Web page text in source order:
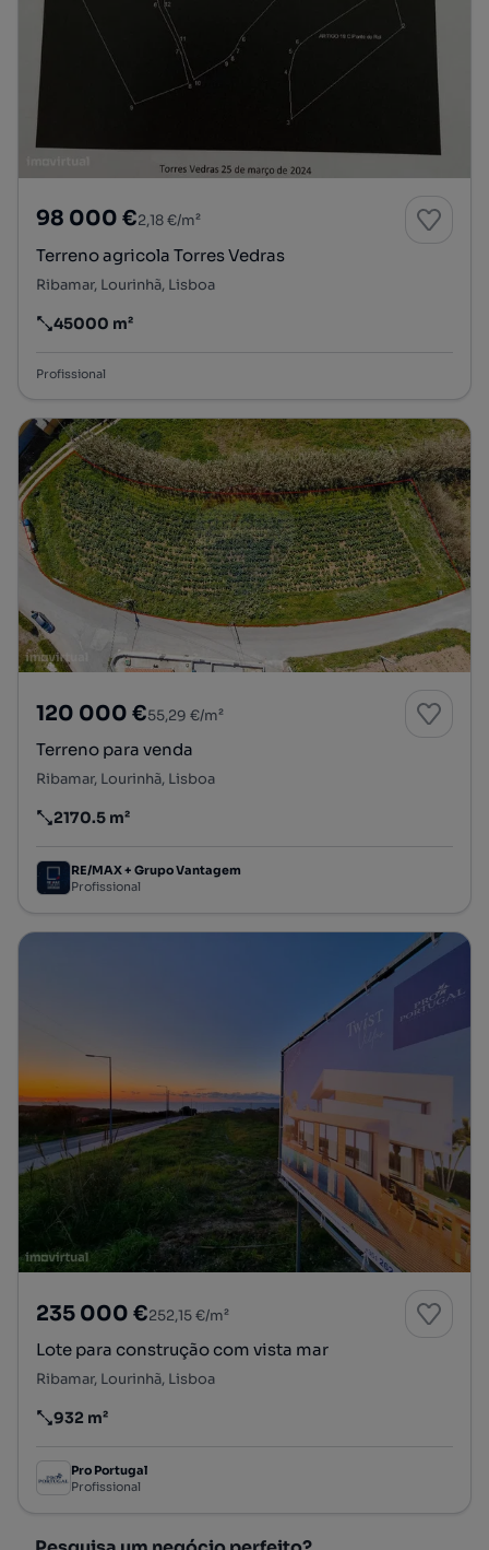
98 000 €2,18 €/m²
Terreno agricola Torres Vedras
Ribamar, Lourinhã, Lisboa
Preço por metro quadrado
45000 m²
Profissional
120 000 €55,29 €/m²
Terreno para venda
Ribamar, Lourinhã, Lisboa
Preço por metro quadrado
2170.5 m²
RE/MAX + Grupo Vantagem
Profissional
235 000 €252,15 €/m²
Lote para construção com vista mar
Ribamar, Lourinhã, Lisboa
Preço por metro quadrado
932 m²
Pro Portugal
Profissional